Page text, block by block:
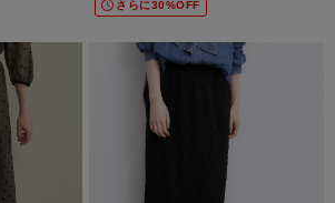
さらに30%OFF